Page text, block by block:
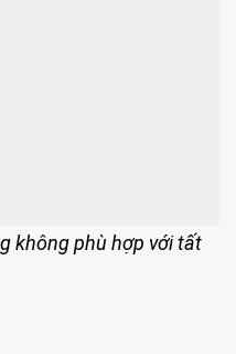
không phù hợp với tất